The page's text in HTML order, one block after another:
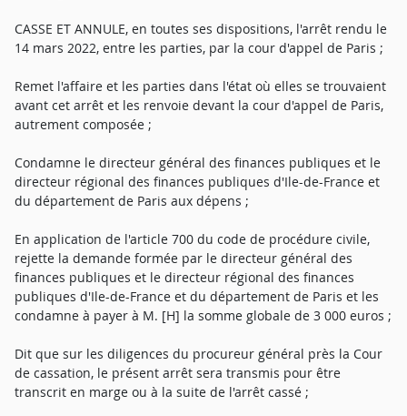
CASSE ET ANNULE, en toutes ses dispositions, l'arrêt rendu le
14 mars 2022, entre les parties, par la cour d'appel de Paris ;
Remet l'affaire et les parties dans l'état où elles se trouvaient
avant cet arrêt et les renvoie devant la cour d'appel de Paris,
autrement composée ;
Condamne le directeur général des finances publiques et le
directeur régional des finances publiques d'Ile-de-France et
du département de Paris aux dépens ;
En application de l'article 700 du code de procédure civile,
rejette la demande formée par le directeur général des
finances publiques et le directeur régional des finances
publiques d'Ile-de-France et du département de Paris et les
condamne à payer à M. [H] la somme globale de 3 000 euros ;
Dit que sur les diligences du procureur général près la Cour
de cassation, le présent arrêt sera transmis pour être
transcrit en marge ou à la suite de l'arrêt cassé ;